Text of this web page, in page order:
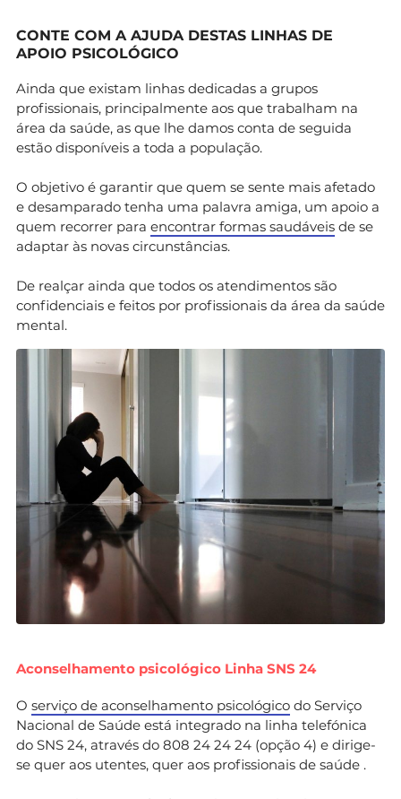
CONTE COM A AJUDA DESTAS LINHAS DE
APOIO PSICOLÓGICO
Ainda que existam linhas dedicadas a grupos
profissionais, principalmente aos que trabalham na
área da saúde, as que lhe damos conta de seguida
estão disponíveis a toda a população.
O objetivo é garantir que quem se sente mais afetado
e desamparado tenha uma palavra amiga, um apoio a
quem recorrer para encontrar formas saudáveis de se
adaptar às novas circunstâncias.
De realçar ainda que todos os atendimentos são
confidenciais e feitos por profissionais da área da saúde
mental.
Aconselhamento psicológico Linha SNS 24
O serviço de aconselhamento psicológico do Serviço
Nacional de Saúde está integrado na linha telefónica
do SNS 24, através do 808 24 24 24 (opção 4) e dirige-
se quer aos utentes, quer aos profissionais de saúde .